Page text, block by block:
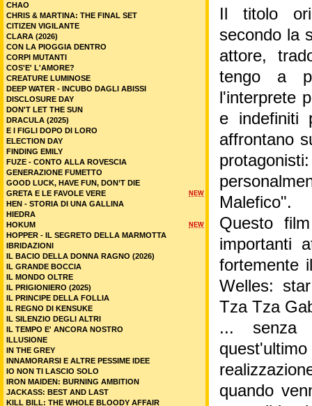
Il titolo
secondo la
attore,
tengo a
l'interprete
e indefiniti
affrontano
Malefico".
Questo
importanti
fortemente
Welles:
Tza Tza
... senza
quando
CHAO
CHRIS & MARTINA: THE FINAL SET
CITIZEN VIGILANTE
CLARA (2026)
CON LA PIOGGIA DENTRO
CORPI MUTANTI
COS'E' L'AMORE?
CREATURE LUMINOSE
DEEP WATER - INCUBO DAGLI ABISSI
DISCLOSURE DAY
DON'T LET THE SUN
DRACULA (2025)
E I FIGLI DOPO DI LORO
ELECTION DAY
FINDING EMILY
FUZE - CONTO ALLA ROVESCIA
GENERAZIONE FUMETTO
GOOD LUCK, HAVE FUN, DON’T DIE
NEW
GRETA E LE FAVOLE VERE
HEN - STORIA DI UNA GALLINA
HIEDRA
NEW
HOKUM
HOPPER - IL SEGRETO DELLA MARMOTTA
IBRIDAZIONI
IL BACIO DELLA DONNA RAGNO (2026)
IL GRANDE BOCCIA
IL MONDO OLTRE
IL PRIGIONIERO (2025)
IL PRINCIPE DELLA FOLLIA
IL REGNO DI KENSUKE
IL SILENZIO DEGLI ALTRI
IL TEMPO E' ANCORA NOSTRO
ILLUSIONE
IN THE GREY
INNAMORARSI E ALTRE PESSIME IDEE
IO NON TI LASCIO SOLO
IRON MAIDEN: BURNING AMBITION
JACKASS: BEST AND LAST
KILL BILL: THE WHOLE BLOODY AFFAIR